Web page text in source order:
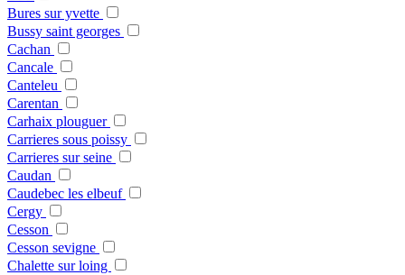
Bures sur yvette
Bussy saint georges
Cachan
Cancale
Canteleu
Carentan
Carhaix plouguer
Carrieres sous poissy
Carrieres sur seine
Caudan
Caudebec les elbeuf
Cergy
Cesson
Cesson sevigne
Chalette sur loing